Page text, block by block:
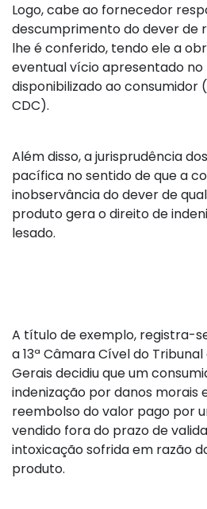
Logo, cabe ao fornecedor
descumprimento do dever de
lhe é conferido, tendo ele a
eventual vício apresentado
disponibilizado ao consumidor
CDC).
Além disso, a jurisprudência
pacífica no sentido de que a
inobservância do dever de
produto gera o direito de
lesado.
A título de exemplo, registra-
a 13ª Câmara Cível do
Gerais decidiu que um
indenização por danos morais
reembolso do valor pago por
vendido fora do prazo de
intoxicação sofrida em razão
produto.